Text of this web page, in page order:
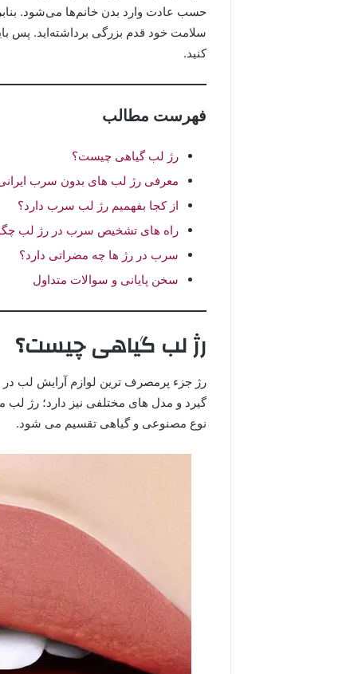
حسب عادت وارد بدن خانم‌ها می‌شود.
سلامت خود قدم بزرگی برداشته‌اید. پس
کنید.
فهرست مطالب
رژ لب گیاهی چیست؟
معرفی رژ لب های بدون سرب
از کجا بفهمیم رژ لب سرب دارد؟
راه های تشخیص سرب در رژ لب
سرب در رژ ها چه مضراتی دارد؟
سخن پایانی و سوالات متداول
رژ لب گیاهی چیست؟
رژ جزء پرمصرف ترین لوازم آرایش لب
گیرد و مدل های مختلفی نیز دارد؛ رژ لب
نوع مصنوعی و گیاهی تقسیم می شود.